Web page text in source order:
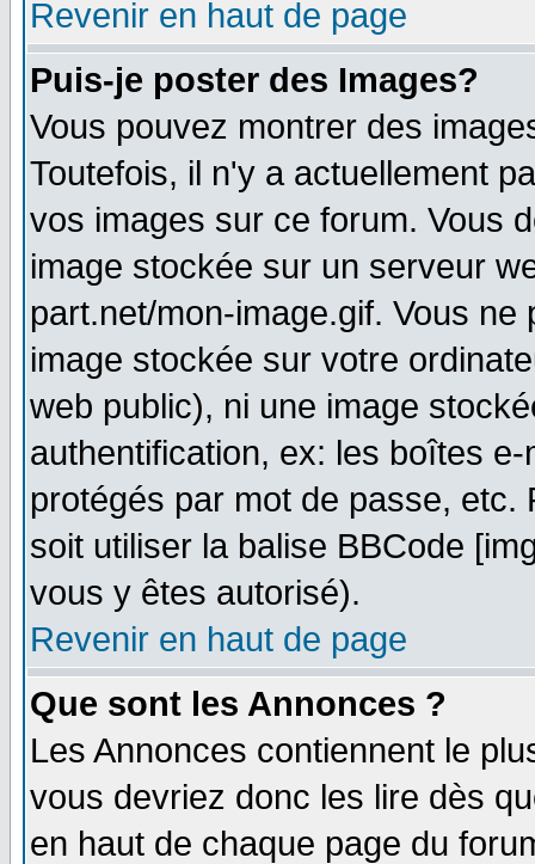
Revenir en haut de page
Puis-je poster des Images?
Vous pouvez montrer des
Toutefois, il n'y a actuellement
vos images sur ce forum. Vous
image stockée sur un serveur
part.net/mon-image.gif. Vous
image stockée sur votre
web public), ni une image
authentification, ex: les boîtes
protégés par mot de passe,
soit utiliser la balise BBCode
vous y êtes autorisé).
Revenir en haut de page
Que sont les Annonces ?
Les Annonces contiennent le
vous devriez donc les lire dès
en haut de chaque page du